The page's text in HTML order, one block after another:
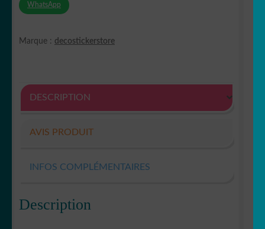
WhatsApp
Marque : decostickerstore
DESCRIPTION
AVIS PRODUIT
INFOS COMPLÉMENTAIRES
Description